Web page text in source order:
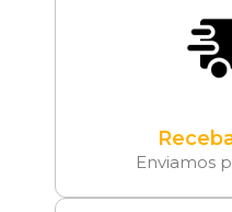
Enviamos